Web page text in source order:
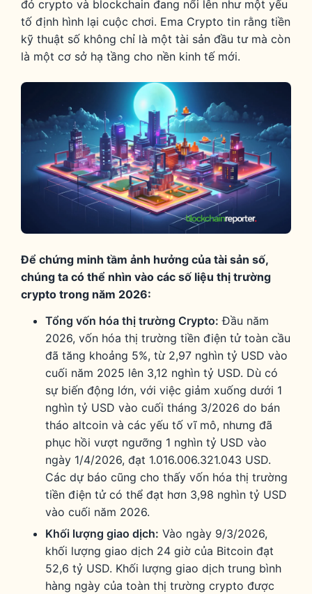
đó crypto và blockchain đang nổi lên như một yếu
tố định hình lại cuộc chơi. Ema Crypto tin rằng tiền
kỹ thuật số không chỉ là một tài sản đầu tư mà còn
là một cơ sở hạ tầng cho nền kinh tế mới.
Để chứng minh tầm ảnh hưởng của tài sản số,
chúng ta có thể nhìn vào các số liệu thị trường
crypto trong năm 2026:
Tổng vốn hóa thị trường Crypto: Đầu năm
2026, vốn hóa thị trường tiền điện tử toàn cầu
đã tăng khoảng 5%, từ 2,97 nghìn tỷ USD vào
cuối năm 2025 lên 3,12 nghìn tỷ USD. Dù có
sự biến động lớn, với việc giảm xuống dưới 1
nghìn tỷ USD vào cuối tháng 3/2026 do bán
tháo altcoin và các yếu tố vĩ mô, nhưng đã
phục hồi vượt ngưỡng 1 nghìn tỷ USD vào
ngày 1/4/2026, đạt 1.016.006.321.043 USD.
Các dự báo cũng cho thấy vốn hóa thị trường
tiền điện tử có thể đạt hơn 3,98 nghìn tỷ USD
vào cuối năm 2026.
Khối lượng giao dịch: Vào ngày 9/3/2026,
khối lượng giao dịch 24 giờ của Bitcoin đạt
52,6 tỷ USD. Khối lượng giao dịch trung bình
hàng ngày của toàn thị trường crypto được